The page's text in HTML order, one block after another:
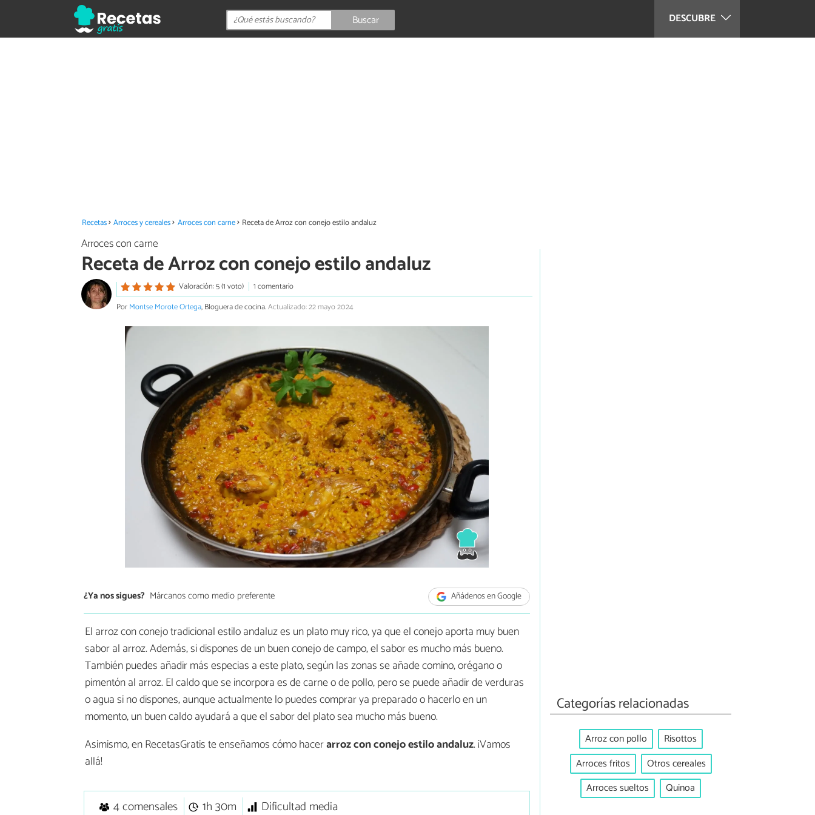
DESCUBRE
Buscar
Recetas Arroces y cereales Arroces con carne Receta de Arroz con conejo estilo andaluz
Arroces con carne
Receta de Arroz con conejo estilo andaluz
Valoración: 5 (1 voto)
1 comentario
PorMontse Morote Ortega, Bloguera de cocina.Actualizado: 22 mayo 2024
¿Ya nos sigues? Márcanos como medio preferente Añádenos en Google
El arroz con conejo tradicional estilo andaluz es un plato muy rico, ya que el conejo aporta muy buen
sabor al arroz. Además, si dispones de un buen conejo de campo, el sabor es mucho más bueno.
También puedes añadir más especias a este plato, según las zonas se añade comino, orégano o
pimentón al arroz. El caldo que se incorpora es de carne o de pollo, pero se puede añadir de verduras
o agua si no dispones, aunque actualmente lo puedes comprar ya preparado o hacerlo en un
momento, un buen caldo ayudará a que el sabor del plato sea mucho más bueno.
Asimismo, en RecetasGratis te enseñamos cómo hacerarroz con conejo estilo andaluz. ¡Vamos
allá!
4 comensales 1h 30m
Dificultad media
Categorías relacionadas
Arroz con pollo
Risottos
Arroces fritos
Otros cereales
Arroces sueltos
Quinoa